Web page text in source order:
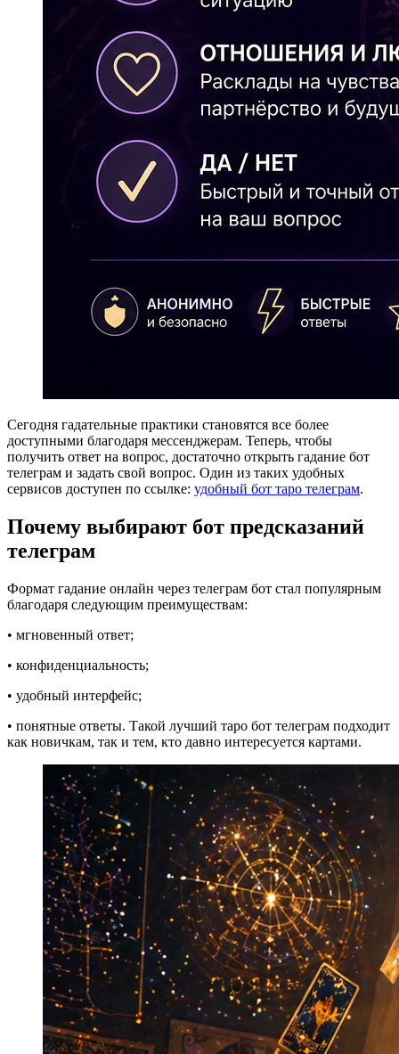
Сегодня гадательные практики становятся все более
доступными благодаря мессенджерам. Теперь, чтобы
получить ответ на вопрос, достаточно открыть гадание бот
телеграм и задать свой вопрос. Один из таких удобных
сервисов доступен по ссылке: удобный бот таро телеграм.
Почему выбирают бот предсказаний
телеграм
Формат гадание онлайн через телеграм бот стал популярным
благодаря следующим преимуществам:
• мгновенный ответ;
• конфиденциальность;
• удобный интерфейс;
• понятные ответы. Такой лучший таро бот телеграм подходит
как новичкам, так и тем, кто давно интересуется картами.